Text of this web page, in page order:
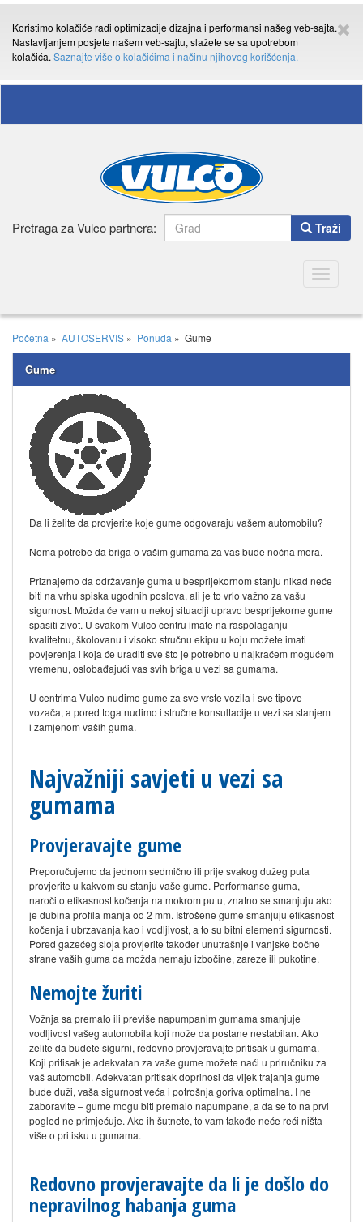
Koristimo kolačiće radi optimizacije dizajna i performansi našeg veb-sajta.
Nastavljanjem posjete našem veb-sajtu, slažete se sa upotrebom
kolačića. Saznajte više o kolačićima i načinu njihovog korišćenja.
Pretraga za Vulco partnera: Traži
Toggle
Početna » AUTOSERVIS » Ponuda » Gume
Gume
Da li želite da provjerite koje gume odgovaraju vašem automobilu?
Nema potrebe da briga o vašim gumama za vas bude noćna mora.
Priznajemo da održavanje guma u besprijekornom stanju nikad neće
biti na vrhu spiska ugodnih poslova, ali je to vrlo važno za vašu
sigurnost. Možda će vam u nekoj situaciji upravo besprijekorne gume
spasiti život. U svakom Vulco centru imate na raspolaganju
kvalitetnu, školovanu i visoko stručnu ekipu u koju možete imati
povjerenja i koja će uraditi sve što je potrebno u najkraćem mogućem
vremenu, oslobađajući vas svih briga u vezi sa gumama.
U centrima Vulco nudimo gume za sve vrste vozila i sve tipove
vozača, a pored toga nudimo i stručne konsultacije u vezi sa stanjem
i zamjenom vaših guma.
Najvažniji savjeti u vezi sa
gumama
Provjeravajte gume
Preporučujemo da jednom sedmično ili prije svakog dužeg puta
provjerite u kakvom su stanju vaše gume. Performanse guma,
naročito efikasnost kočenja na mokrom putu, znatno se smanjuju ako
je dubina profila manja od 2 mm. Istrošene gume smanjuju efikasnost
kočenja i ubrzavanja kao i vodljivost, a to su bitni elementi sigurnosti.
Pored gazećeg sloja provjerite također unutrašnje i vanjske bočne
strane vaših guma da možda nemaju izbočine, zareze ili pukotine.
Nemojte žuriti
Vožnja sa premalo ili previše napumpanim gumama smanjuje
vodljivost vašeg automobila koji može da postane nestabilan. Ako
želite da budete sigurni, redovno provjeravajte pritisak u gumama.
Koji pritisak je adekvatan za vaše gume možete naći u priručniku za
vaš automobil. Adekvatan pritisak doprinosi da vijek trajanja gume
bude duži, vaša sigurnost veća i potrošnja goriva optimalna. I ne
zaboravite – gume mogu biti premalo napumpane, a da se to na prvi
pogled ne primjećuje. Ako ih šutnete, to vam takođe neće reći ništa
više o pritisku u gumama.
Redovno provjeravajte da li je došlo do
nepravilnog habanja guma